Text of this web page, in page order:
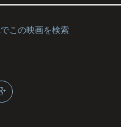
でこの映画を検索